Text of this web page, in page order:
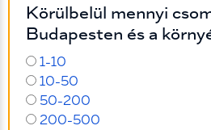
Körülbelül mennyi
Budapesten és a
1-10
10-50
50-200
200-500